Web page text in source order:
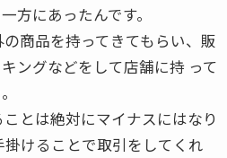
方にあったんです。
商品を持ってきてもらい、販
ングなどをして店舗に持 って
とは絶対にマイナスにはなり
掛けることで取引をしてくれ